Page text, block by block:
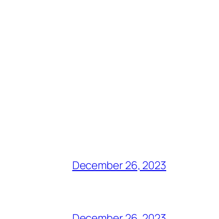
December 26, 2023